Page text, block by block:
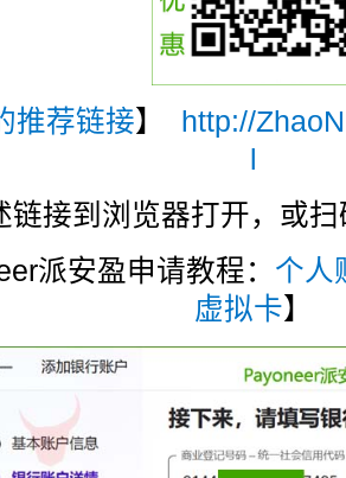
推荐链接】 http://
链接到浏览器打开，或
派安盈申请教程： 个人
虚拟卡】